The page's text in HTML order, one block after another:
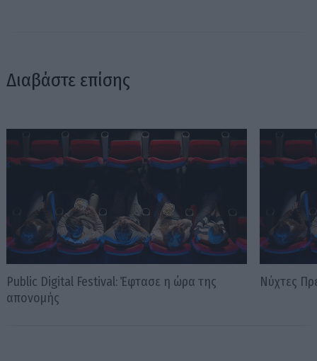
Διαβάστε επίσης
Public Digital Festival: Έφτασε η ώρα της
απονομής
Νύχτες